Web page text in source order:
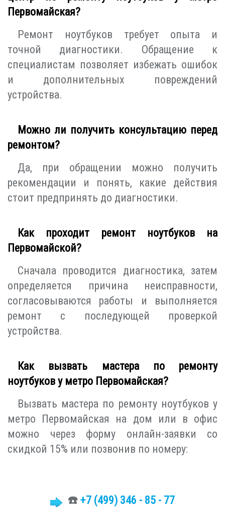
Первомайская?
Ремонт ноутбуков требует опыта и
точной диагностики. Обращение к
специалистам позволяет избежать ошибок
и дополнительных повреждений
устройства.
Можно ли получить консультацию перед
ремонтом?
Да, при обращении можно получить
рекомендации и понять, какие действия
стоит предпринять до диагностики.
Как проходит ремонт ноутбуков на
Первомайской?
Сначала проводится диагностика, затем
определяется причина неисправности,
согласовываются работы и выполняется
ремонт с последующей проверкой
устройства.
Как вызвать мастера по ремонту
ноутбуков у метро Первомайская?
Вызвать мастера по ремонту ноутбуков у
метро Первомайская на дом или в офис
можно через форму онлайн-заявки со
скидкой 15% или позвонив по номеру:
☎️ +7 (499) 346 - 85 - 77